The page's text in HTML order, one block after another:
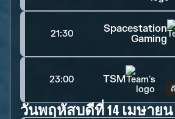
21:30
Spacestation
Gaming
23:00 TSM
วันพฤหัสบดีที่ 14 เมษายน